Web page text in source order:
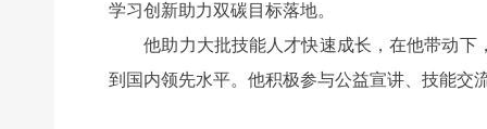
学习创新助力双碳目标落地。
他助力大批技能人才快速成长，在他带动下，
到国内领先水平。他积极参与公益宣讲、技能交